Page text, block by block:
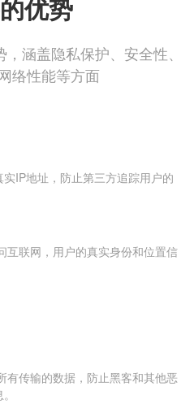
优势
涵盖隐私保护、安全性、
络性能等方面
IP地址，防止第三方追踪用户的
互联网，用户的真实身份和位置信
有传输的数据，防止黑客和其他恶